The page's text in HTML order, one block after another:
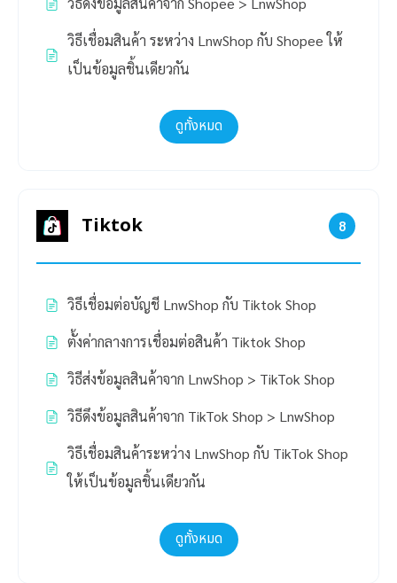
วิธีเชื่อมสินค้า ระหว่าง LnwShop กับ Shopee ให้
เป็นข้อมูลชิ้นเดียวกัน
ดูทั้งหมด
Tiktok 8
วิธีเชื่อมต่อบัญชี LnwShop กับ Tiktok Shop
ตั้งค่ากลางการเชื่อมต่อสินค้า Tiktok Shop
วิธีส่งข้อมูลสินค้าจาก LnwShop > TikTok Shop
วิธีดึงข้อมูลสินค้าจาก TikTok Shop > LnwShop
วิธีเชื่อมสินค้าระหว่าง LnwShop กับ TikTok Shop
ให้เป็นข้อมูลชิ้นเดียวกัน
ดูทั้งหมด